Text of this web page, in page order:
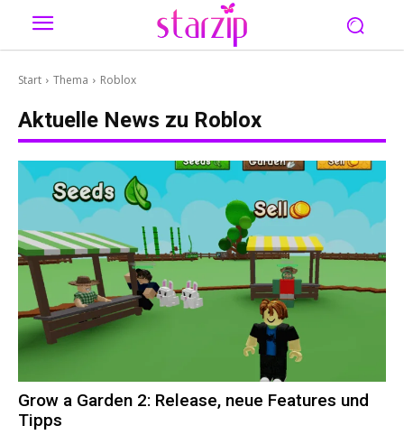
Start Thema Roblox
Aktuelle News zu Roblox
Grow a Garden 2: Release, neue Features und
Tipps